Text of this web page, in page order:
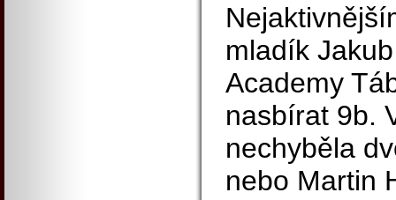
mladík
Academy
nasbírat 9b.
nechyběla
nebo Martin